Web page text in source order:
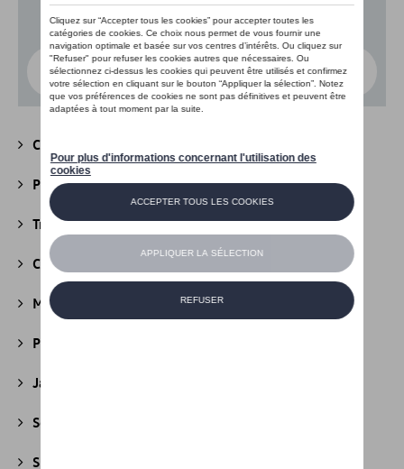
Choisissez un modèle
Camping
Packs(39)
Transport(305)
Confort et protection (841)
Multimédia
Produits d'entretien
Jantes et roues
Securité
Sport et design